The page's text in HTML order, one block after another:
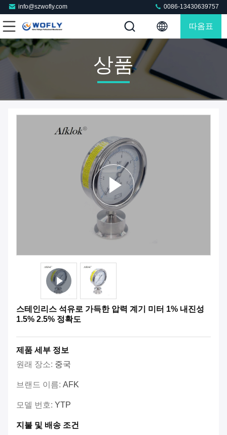
info@szwofly.com 0086-13430639757
따옴표
상품
스테인리스 석유로 가득한 압력 계기 미터 1% 내진성
1.5% 2.5% 정확도
제품 세부 정보
원래 장소: 중국
브랜드 이름: AFK
모델 번호: YTP
지불 및 배송 조건